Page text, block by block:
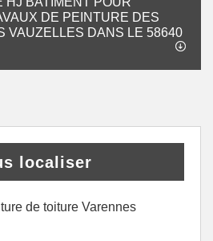
DE PEINTURE DES
VAUZELLES DANS LE 58640
localiser
de toiture Varennes